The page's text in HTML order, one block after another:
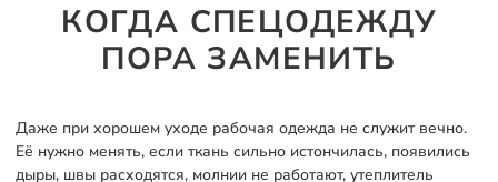
КОГДА СПЕЦОДЕЖДУ
ПОРА ЗАМЕНИТЬ
Даже при хорошем уходе рабочая одежда не служит вечно.
Её нужно менять, если ткань сильно истончилась, появились
дыры, швы расходятся, молнии не работают, утеплитель